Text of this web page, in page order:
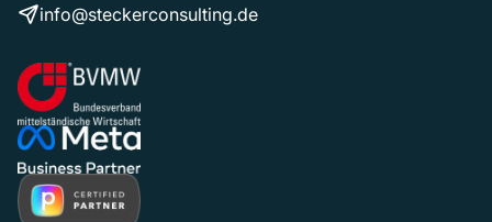
info@steckerconsulting.de